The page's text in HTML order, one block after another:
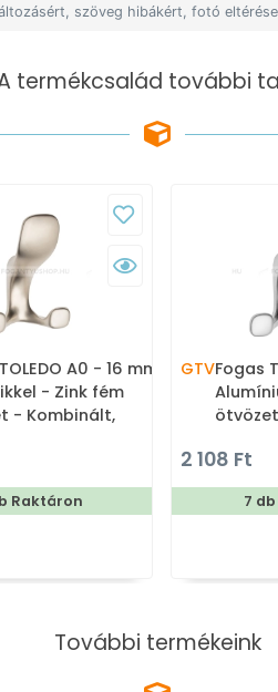
szöveg hibákért, fotó
termékcsalád további
A0 - 16 mm -
- Zink fém
- Kombinált,
Raktáron
GTVFogas
2 108 Ft
7
További termékeink